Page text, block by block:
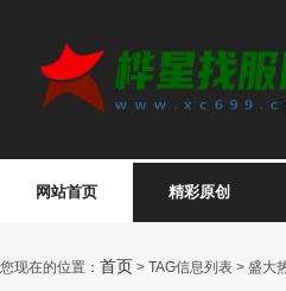
网站首页 精彩原创
您现在的位置： 首页 > TAG信息列表 > 盛大